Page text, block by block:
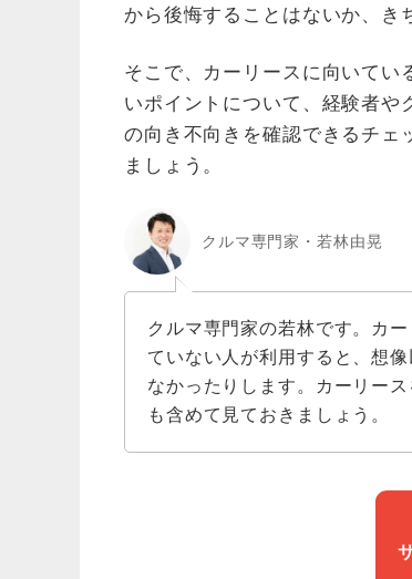
から後悔することはないか、き
そこで、カーリースに向いてい
いポイントについて、経験者や
の向き不向きを確認できるチェ
ましょう。
クルマ専門家・若林由晃
クルマ専門家の若林です。カ
ていない人が利用すると、想
なかったりします。カーリー
も含めて見ておきましょう。